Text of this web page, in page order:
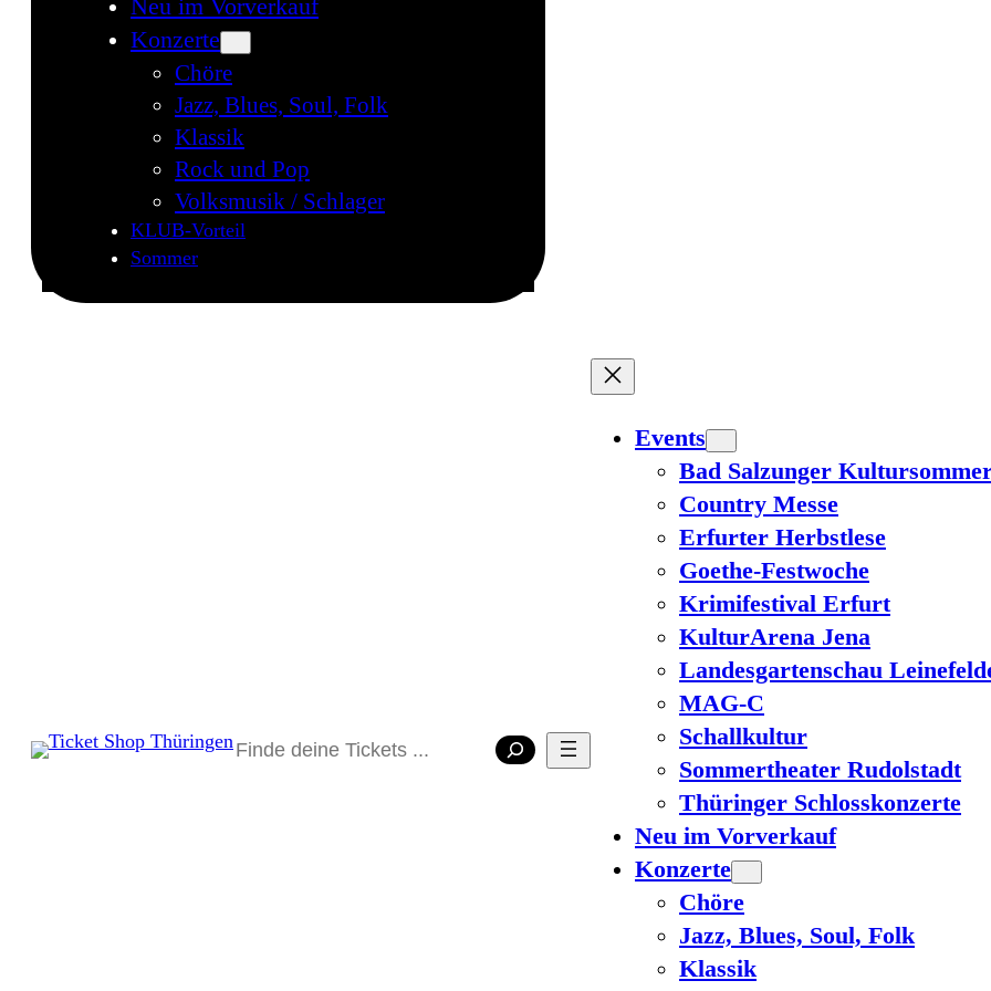
Neu im Vorverkauf
Konzerte
Chöre
Jazz, Blues, Soul, Folk
Klassik
Rock und Pop
Volksmusik / Schlager
KLUB-Vorteil
Sommer
Suchen
Events
Bad Salzunger
Country Messe
Erfurter Herbstlese
Goethe-Festwoche
Krimifestival Erfurt
KulturArena Jena
Landesgartenschau
MAG-C
Schallkultur
Sommertheater Rudolstadt
Thüringer Schlosskonzerte
Neu im Vorverkauf
Konzerte
Chöre
Jazz, Blues, Soul, Folk
Klassik